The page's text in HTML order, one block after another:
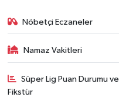
Nöbetçi Eczaneler
Namaz Vakitleri
Süper Lig Puan Durumu ve
Fikstür